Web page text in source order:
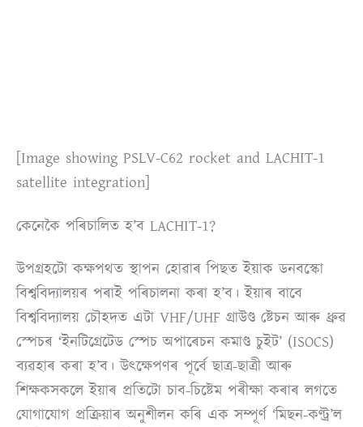
[Image showing PSLV-C62 rocket and LACHIT-1
satellite integration]
কেনেকৈ পৰিচালিত হ’ব LACHIT-1?
উপগ্ৰহটো কক্ষপথত স্থাপন হোৱাৰ পিছত ইয়াক ডনবস্কো
বিশ্ববিদ্যালয়ৰ পৰাই পৰিচালনা কৰা হ’ব। ইয়াৰ বাবে
বিশ্ববিদ্যালয় চৌহদত এটা VHF/UHF গ্ৰাউণ্ড ষ্টেচন আৰু ধ্ৰুৱ
স্পেচৰ ‘ইনটিগ্ৰেটেড স্পেচ অপাৰেচন কমাণ্ড চুইট’ (ISOCS)
ব্যৱহাৰ কৰা হ’ব। উৎক্ষেপণৰ পূৰ্বে ছাত্ৰ-ছাত্ৰী আৰু
শিক্ষকসকলে ইয়াৰ প্ৰতিটো চাব-চিষ্টেম পৰীক্ষা কৰাৰ লগতে
যোগাযোগ প্ৰক্ৰিয়াৰ অনুশীলন কৰি এক সম্পূৰ্ণ ‘মিছন-কণ্ট্ৰ’ল